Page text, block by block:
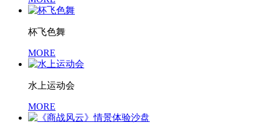
杯飞色舞
MORE
水上运动会
MORE